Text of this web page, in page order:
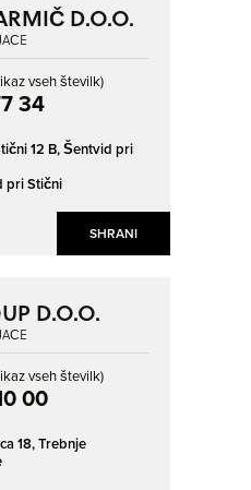
SHRANI
D.O.O.
vseh številk)
34
12 B,Šentvid pri
pri Stični
D.O.O.
vseh številk)
00
18,Trebnje